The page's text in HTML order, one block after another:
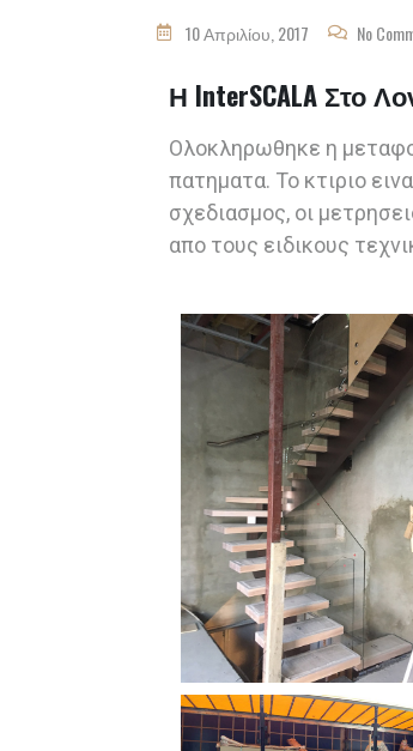
10 Απριλίου, 2017 No
Η InterSCALA Στο
Ολοκληρωθηκε η
πατηματα. Το κτιριο
σχεδιασμος, οι
απο τους ειδικους